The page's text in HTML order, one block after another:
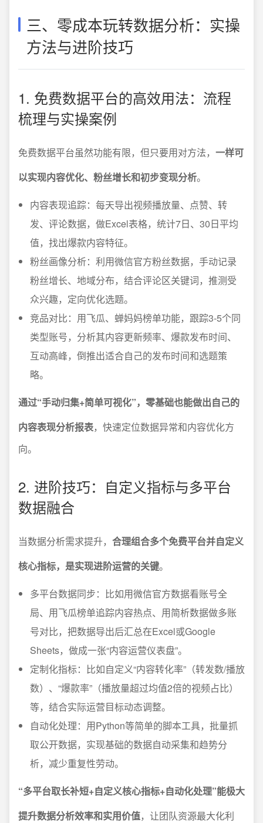
三、零成本玩转数据分析：实操
方法与进阶技巧
1. 免费数据平台的高效用法：流程
梳理与实操案例
免费数据平台虽然功能有限，但只要用对方法， 一样可
以实现内容优化、粉丝增长和初步变现分析。
内容表现追踪：每天导出视频播放量、点赞、转
发、评论数据，做Excel表格，统计7日、30日平均
值，找出爆款内容特征。
粉丝画像分析：利用微信官方粉丝数据，手动记录
粉丝增长、地域分布，结合评论区关键词，推测受
众兴趣，定向优化选题。
竞品对比：用飞瓜、蝉妈妈榜单功能，跟踪3-5个同
类型账号，分析其内容更新频率、爆款发布时间、
互动高峰，倒推出适合自己的发布时间和选题策
略。
通过“手动归集+简单可视化”，零基础也能做出自己的
内容表现分析报表，快速定位数据异常和内容优化方
向。
2. 进阶技巧：自定义指标与多平台
数据融合
当数据分析需求提升， 合理组合多个免费平台并自定义
核心指标，是实现进阶运营的关键。
多平台数据同步：比如用微信官方数据看账号全
局、用飞瓜榜单追踪内容热点、用简析数据做多账
号对比，把数据导出后汇总在Excel或Google
Sheets，做成一张“内容运营仪表盘”。
定制化指标：比如自定义“内容转化率”（转发数/播放
数）、“爆款率”（播放量超过均值2倍的视频占比）
等，结合实际运营目标动态调整。
自动化处理：用Python等简单的脚本工具，批量抓
取公开数据，实现基础的数据自动采集和趋势分
析，减少重复性劳动。
“多平台取长补短+自定义核心指标+自动化处理”能极大
提升数据分析效率和实用价值，让团队资源最大化利